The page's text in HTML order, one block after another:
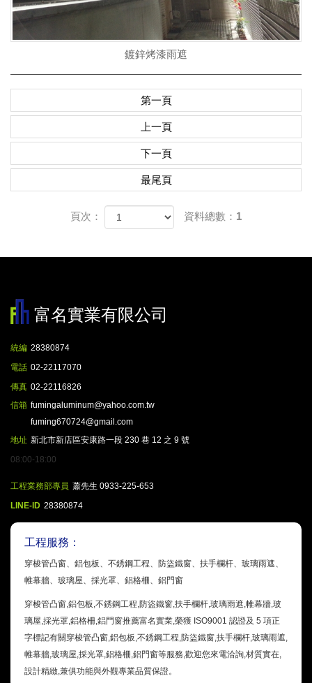
鍍鋅烤漆雨遮
第一頁
上一頁
下一頁
最尾頁
頁次： 資料總數：1
富名實業有限公司
統編 28380874
電話 02-22117070
傳真 02-22116826
信箱 fumingaluminum@yahoo.com.tw
fuming670724@gmail.com
地址 新北市新店區安康路一段 230 巷 12 之 9 號
08:00-18:00
工程業務部專員 蕭先生 0933-225-653
LINE-ID 28380874
工程服務：
穿梭管凸窗、鋁包板、不銹鋼工程、防盜鐵窗、扶手欄杆、玻璃雨遮、
帷幕牆、玻璃屋、採光罩、鋁格柵、鋁門窗
穿梭管凸窗,鋁包板,不銹鋼工程,防盜鐵窗,扶手欄杆,玻璃雨遮,帷幕牆,玻
璃屋,採光罩,鋁格柵,鋁門窗推薦富名實業,榮獲 ISO9001 認證及 5 項正
字標記有關穿梭管凸窗,鋁包板,不銹鋼工程,防盜鐵窗,扶手欄杆,玻璃雨遮,
帷幕牆,玻璃屋,採光罩,鋁格柵,鋁門窗等服務,歡迎您來電洽詢,材質實在,
設計精緻,兼俱功能與外觀專業品質保證。